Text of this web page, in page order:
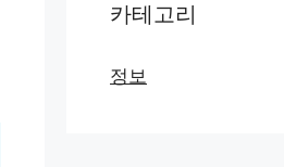
카테고리
정보